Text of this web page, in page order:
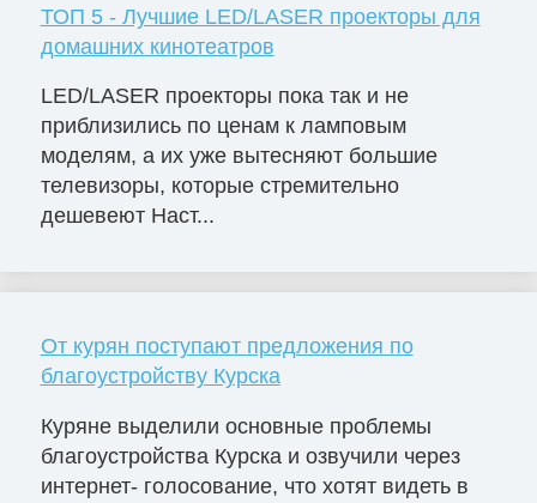
ТОП 5 - Лучшие LED/LASER проекторы для
домашних кинотеатров
LED/LASER проекторы пока так и не
приблизились по ценам к ламповым
моделям, а их уже вытесняют большие
телевизоры, которые стремительно
дешевеют Наст...
От курян поступают предложения по
благоустройству Курска
Куряне выделили основные проблемы
благоустройства Курска и озвучили через
интернет- голосование, что хотят видеть в